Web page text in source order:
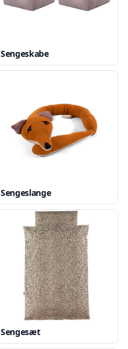
Sengeskabe
Sengeslange
Sengesæt